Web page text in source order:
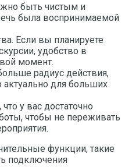
быть чистым и
была воспринимаемой
Если вы планируете
удобство в
момент.
радиус действия,
для больших
у вас достаточно
чтобы не переживать
функции, такие
подключения